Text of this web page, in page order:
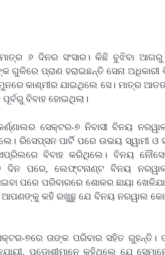
ମାତ୍ର ୬ ଦିନର ସଂସାର। କିଛି ବୁଝିବା
ଗୁଳିରେ ପ୍ରାଣ ହରାଇଛନ୍ତି ସେନା ଅଧିକାରୀ
କାଶ୍ମୀର ଯାଇଥିଲେ ସେ। ମାତ୍ର
ବିବାହ ହୋଇଥିଲା।
ସେକ୍ଟର-୭ ନିବାସୀ ବିନୟ
ରିସେପ୍ସନ ପାର୍ଟି ପରେ ଉଭୟ ସ୍ୱାମୀ ଓ
ବିବାହ କରିଥିଲେ। ବିନୟ
ଦିନ ପରେ, ଲେଫ୍ଟନାଣ୍ଟ ବିନୟ
ପରେ ପରିବାରରେ ଶୋକର ଛାୟା
ଆପଣଙ୍କୁ କହି ରଖୁଛୁ ଯେ ବିନୟ ନରୱାଲ
୭ରେ ତାଙ୍କ ପରିବାର ସହିତ ରୁହନ୍ତି।
ପଡ଼ୋଶୀମାନେ କହିଥିଲେ ଯେ